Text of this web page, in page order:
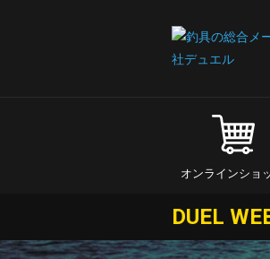
オンラインショ
DUEL